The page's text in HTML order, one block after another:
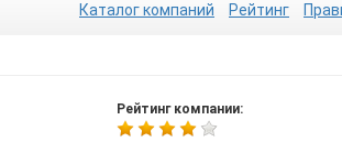
Каталог компаний Рейтинг
Рейтинг компании: